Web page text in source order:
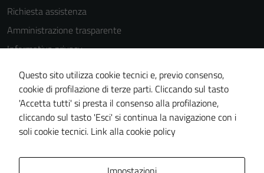
Richiesta assistenza
Amministrazione trasparente
Informativa privacy
Cookie Policy
Note legali
Dichiarazione di accessibilità
Piano di miglioramento del sito
Questo sito utilizza cookie tecnici e, previo consenso,
cookie di profilazione di terze parti. Cliccando sul tasto
'Accetta tutti' si presta il consenso alla profilazione,
cliccando sul tasto 'Esci' si continua la navigazione con i
soli cookie tecnici. Link alla cookie policy